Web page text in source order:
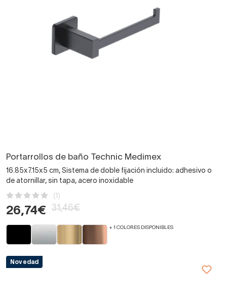
Portarrollos de baño Technic Medimex
16.85x7.15x5 cm, Sistema de doble fijación incluido: adhesivo o
de atornillar, sin tapa, acero inoxidable
(1)
26,74€ 31,46€
+ 1 COLORES DISPONIBLES
Novedad